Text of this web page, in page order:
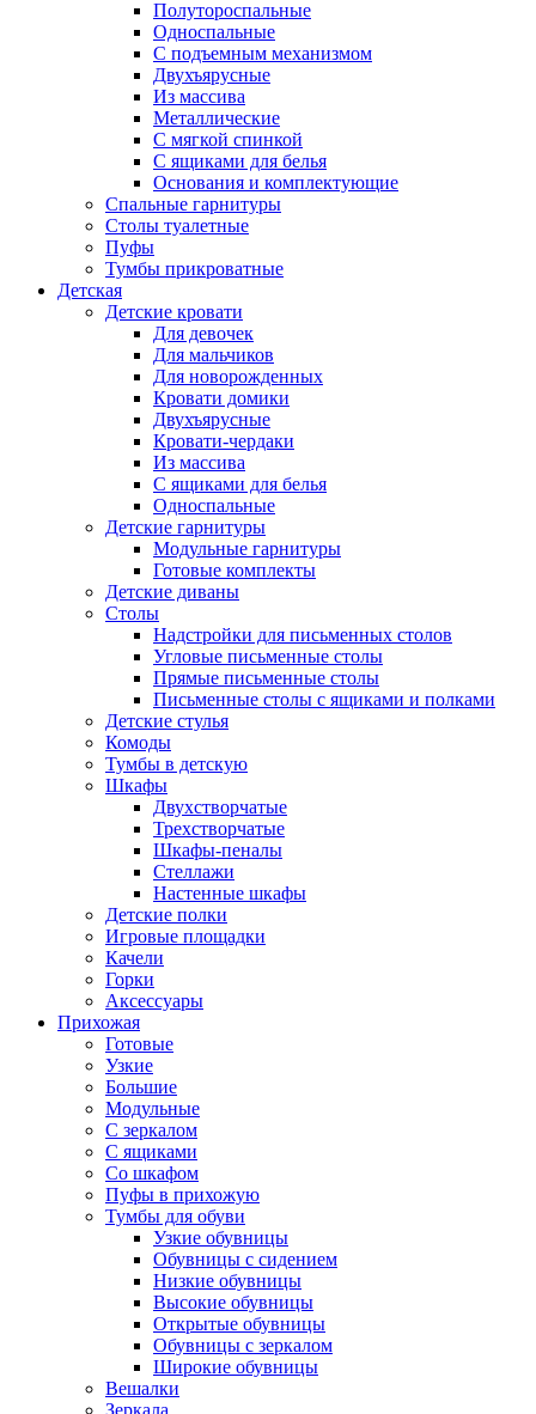
Полутороспальные
Односпальные
С подъемным механизмом
Двухъярусные
Из массива
Металлические
С мягкой спинкой
С ящиками для белья
Основания и комплектующие
Спальные гарнитуры
Столы туалетные
Пуфы
Тумбы прикроватные
Детская
Детские кровати
Для девочек
Для мальчиков
Для новорожденных
Кровати домики
Двухъярусные
Кровати-чердаки
Из массива
С ящиками для белья
Односпальные
Детские гарнитуры
Модульные гарнитуры
Готовые комплекты
Детские диваны
Столы
Надстройки для письменных столов
Угловые письменные столы
Прямые письменные столы
Письменные столы с ящиками и полками
Детские стулья
Комоды
Тумбы в детскую
Шкафы
Двухстворчатые
Трехстворчатые
Шкафы-пеналы
Стеллажи
Настенные шкафы
Детские полки
Игровые площадки
Качели
Горки
Аксессуары
Прихожая
Готовые
Узкие
Большие
Модульные
С зеркалом
С ящиками
Со шкафом
Пуфы в прихожую
Тумбы для обуви
Узкие обувницы
Обувницы с сидением
Низкие обувницы
Высокие обувницы
Открытые обувницы
Обувницы с зеркалом
Широкие обувницы
Вешалки
Зеркала